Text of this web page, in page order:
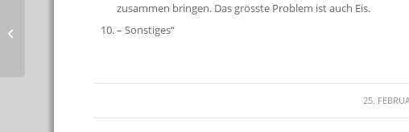
zusammen bringen. Das grösste Problem ist auch Eis.
– Sonstiges“
25.
WM 2020 gesegelt in